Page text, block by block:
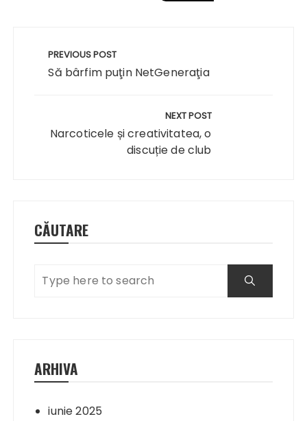
articole
PREVIOUS POST
Să bârfim puţin NetGeneraţia
NEXT POST
Narcoticele și creativitatea, o
discuție de club
CĂUTARE
ARHIVA
iunie 2025